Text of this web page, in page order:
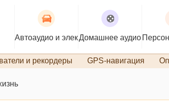
Автоаудио и электроникаДомашнее аудио
и рекордеры GPS-навигация